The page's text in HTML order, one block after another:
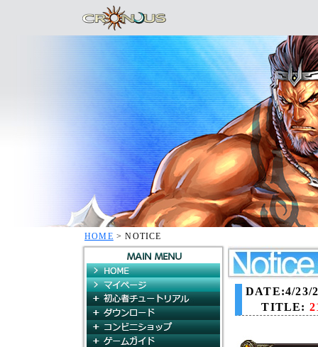
HOME > NOTICE
HOME
マイページ
初心者チュートリアル
ダウンロード
ゲームガイド
DATE:4/23/
TITLE: